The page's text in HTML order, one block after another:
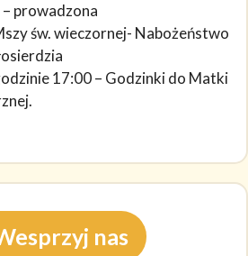
prowadzona
św. wieczornej- Nabożeństwo
17:00 – Godzinki do Matki
nas